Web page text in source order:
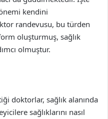
kendini
randevusu, bu türden
oluşturmuş, sağlık
olmuştur.
doktorlar, sağlık alanında
sağlıklarını nasıl